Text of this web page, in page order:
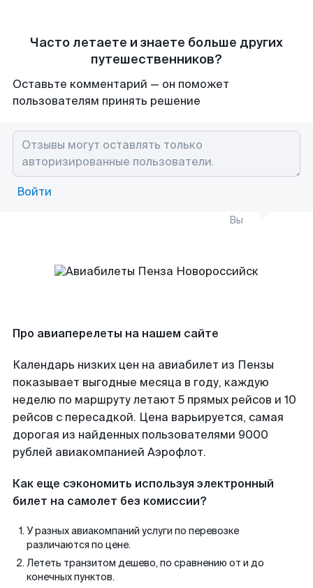
Часто летаете и знаете больше других
путешественников?
Оставьте комментарий — он поможет
пользователям принять решение
Войти
Вы
Про авиаперелеты на нашем сайте
Календарь низких цен на авиабилет из Пензы
показывает выгодные месяца в году, каждую
неделю по маршруту летают 5 прямых рейсов и 10
рейсов с пересадкой. Цена варьируется, самая
дорогая из найденных пользователями 9000
рублей авиакомпанией Аэрофлот.
Как еще сэкономить используя электронный
билет на самолет без комиссии?
У разных авиакомпаний услуги по перевозке
различаются по цене.
Лететь транзитом дешево, по сравнению от и до
конечных пунктов.